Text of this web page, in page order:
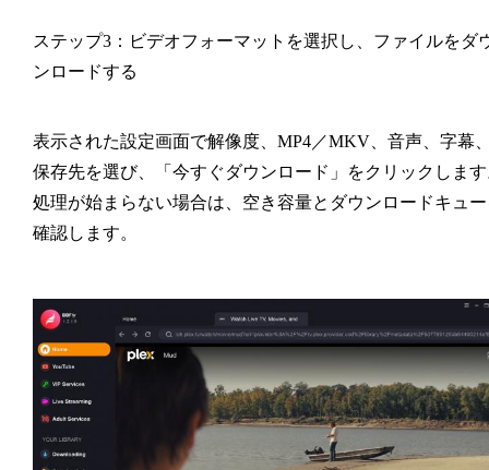
ステップ3：ビデオフォーマットを選択し、ファイルをダ
ンロードする
表示された設定画面で解像度、MP4／MKV、音声、字幕
保存先を選び、「今すぐダウンロード」をクリックしま
処理が始まらない場合は、空き容量とダウンロードキュ
確認します。